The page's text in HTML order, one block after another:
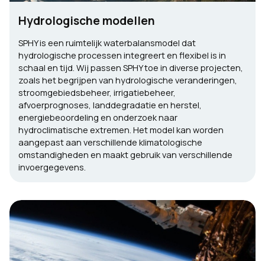
Hydrologische modellen
SPHY is een ruimtelijk waterbalansmodel dat
hydrologische processen integreert en flexibel is in
schaal en tijd. Wij passen SPHY toe in diverse projecten,
zoals het begrijpen van hydrologische veranderingen,
stroomgebiedsbeheer, irrigatiebeheer,
afvoerprognoses, landdegradatie en herstel,
energiebeoordeling en onderzoek naar
hydroclimatische extremen. Het model kan worden
aangepast aan verschillende klimatologische
omstandigheden en maakt gebruik van verschillende
invoergegevens.